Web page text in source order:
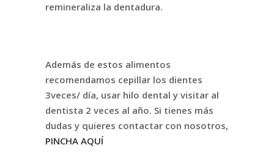
remineraliza la dentadura.
Además de estos alimentos
recomendamos cepillar los dientes
3veces/ día, usar hilo dental y visitar al
dentista 2 veces al año. Si tienes más
dudas y quieres contactar con nosotros,
PINCHA AQUÍ